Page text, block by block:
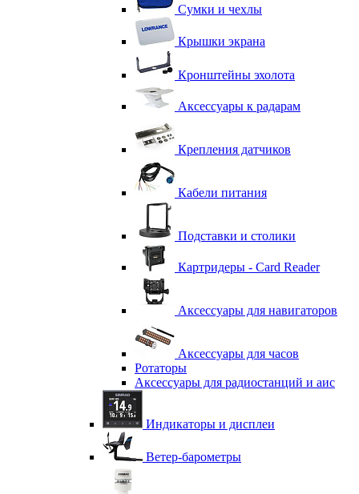
Сумки и чехлы
Крышки экрана
Кронштейны эхолота
Аксессуары к радарам
Крепления датчиков
Кабели питания
Подставки и столики
Картридеры - Card Reader
Аксессуары для навигаторов
Аксессуары для часов
Ротаторы
Аксессуары для радиостанций и аис
Индикаторы и дисплеи
Ветер-барометры